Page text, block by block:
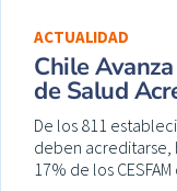
ACTUALIDAD
Chile
de Salud
De los 811
deben acreditarse,
17% de los